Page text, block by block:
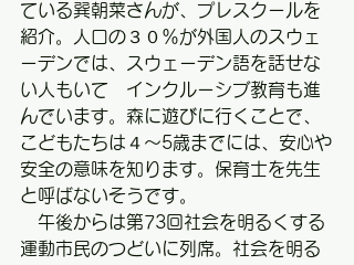
ている巽朝菜さんが、プレスクールを
紹介。人口の３０％が外国人のスウェ
ーデンでは、スウェーデン語を話せな
い人もいて　インクルーシブ教育も進
んでいます。森に遊びに行くことで、
こどもたちは４～5歳までには、安心や
安全の意味を知ります。保育士を先生
と呼ばないそうです。
午後からは第73回社会を明るくする
運動市民のつどいに列席。社会を明る